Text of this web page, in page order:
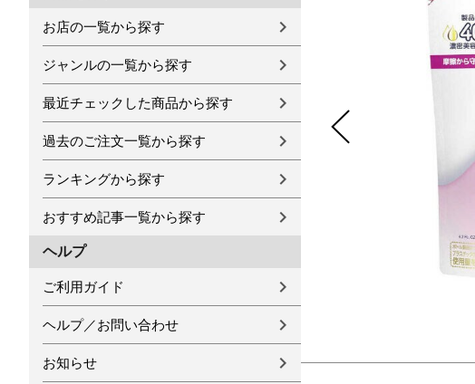
お店の一覧から探す
ジャンルの一覧から探す
最近チェックした商品から探す
過去のご注文一覧から探す
ランキングから探す
おすすめ記事一覧から探す
ヘルプ
ご利用ガイド
ヘルプ／お問い合わせ
お知らせ